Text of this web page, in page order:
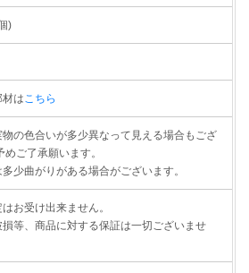
)
材はこちら
の色合いが多少異なって見える場合もござ
めご了承願います。
少曲がりがある場合がございます。
お受け出来ません。
等、商品に対する保証は一切ございませ